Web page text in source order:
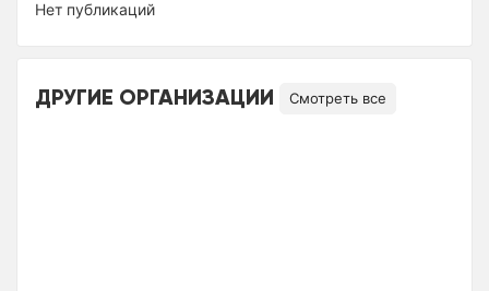
Нет публикаций
ДРУГИЕ ОРГАНИЗАЦИИ Смотреть все